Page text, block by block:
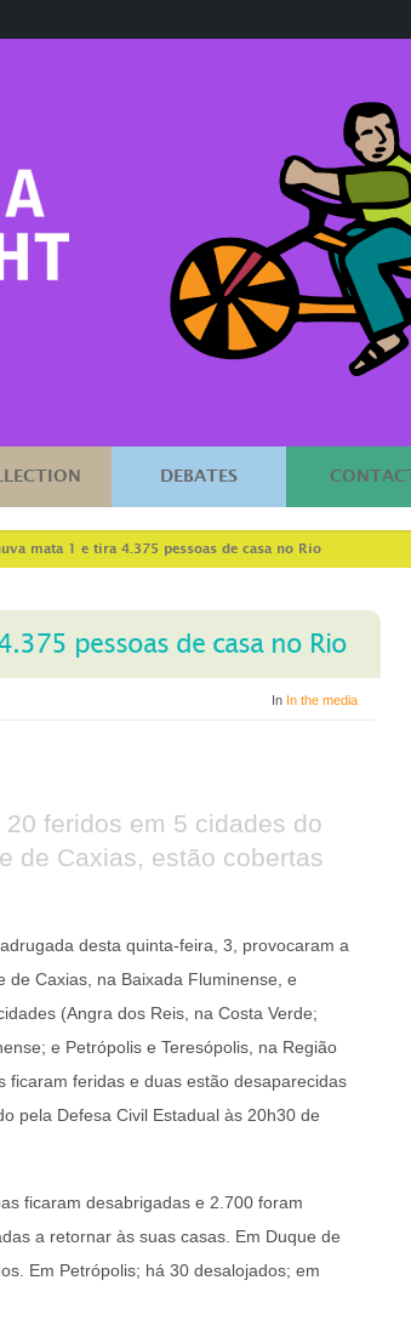
DEBATES CONTACT
mata 1 e tira 4.375 pessoas de casa no Rio
pessoas de casa no Rio
In In the media
feridos em 5 cidades do
de Caxias, estão cobertas
desta quinta-feira, 3, provocaram a
Caxias, na Baixada Fluminense, e
(Angra dos Reis, na Costa Verde;
e Petrópolis e Teresópolis, na Região
ficaram feridas e duas estão desaparecidas
pela Defesa Civil Estadual às 20h30 de
ficaram desabrigadas e 2.700 foram
a retornar às suas casas. Em Duque de
Em Petrópolis; há 30 desalojados; em